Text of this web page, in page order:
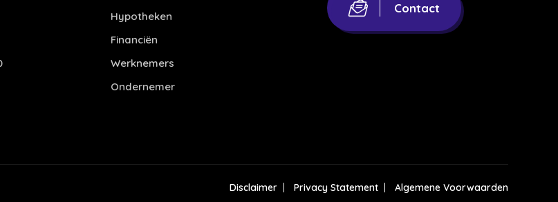
Hypotheken
Financiën
Werknemers
Ondernemer
Contact
Disclaimer Privacy Statement Algemene Voorwaarden